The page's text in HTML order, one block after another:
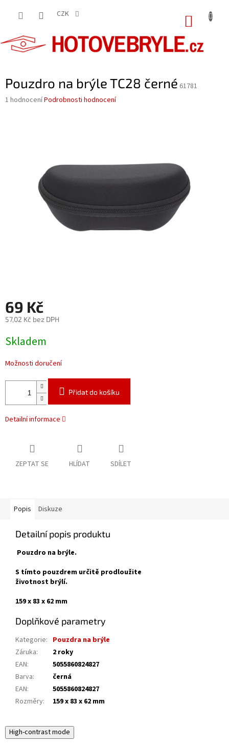
CZK
Pouzdro na brýle TC28 černé 61781
Průměrné
1 hodnoceníPodrobnosti hodnocení
69 Kč
57,02 Kč bez DPH
cena:
Skladem
Možnosti doručení
Přidat do košíku
Detailní informace
ZEPTAT SE HLÍDAT SDÍLET
Popis Diskuze
Detailní popis produktu
Pouzdro na brýle.
S tímto pouzdrem určitě prodloužite
životnost brýlí.
159 x 83 x 62 mm
Doplňkové parametry
Kategorie: Pouzdra na brýle
Záruka:
2 roky
EAN:
5055860824827
Barva:
černá
EAN:
5055860824827
Rozměry: 159 x 83 x 62 mm
High-contrast mode